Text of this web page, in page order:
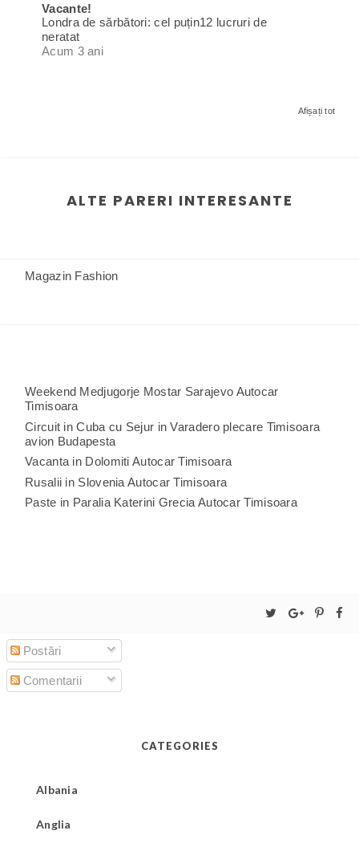
Vacante!
Londra de sărbători: cel puțin12 lucruri de
neratat
Acum 3 ani
Afișați tot
ALTE PARERI INTERESANTE
Magazin Fashion
Weekend Medjugorje Mostar Sarajevo Autocar
Timisoara
Circuit in Cuba cu Sejur in Varadero plecare Timisoara
avion Budapesta
Vacanta in Dolomiti Autocar Timisoara
Rusalii in Slovenia Autocar Timisoara
Paste in Paralia Katerini Grecia Autocar Timisoara
Postări
Comentarii
CATEGORIES
Albania
Anglia